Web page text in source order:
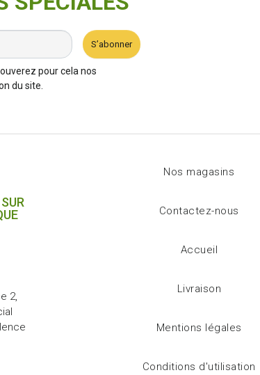
S’abonner
pour cela nos
du site.
2,
Nos magasins
Contactez-nous
Accueil
Livraison
Mentions légales
Conditions d'utilisation